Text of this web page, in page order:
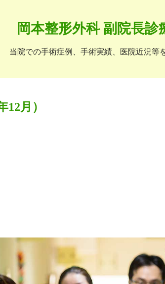
岡本整形外科 副院長診
当院での手術症例、手術実績、医院近況等
月）